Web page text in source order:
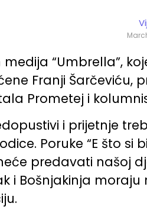
“Umbrella”,
Franji
Prometej i
i prijetnje
Poruke “E što si
predavati našoj
i Bošnjakinja